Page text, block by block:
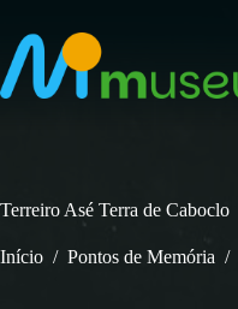
para
conteúdo
Terreiro Asé Terra de Caboclo
Início / Pontos de Memória /